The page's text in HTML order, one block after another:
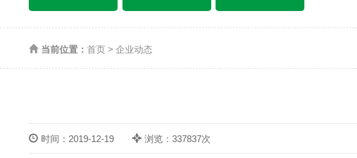
当前位置： 首页 > 企业动态
时间：2019-12-19 浏览：337837次